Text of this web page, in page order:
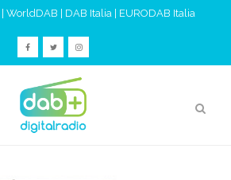
WorldDAB DAB Italia EURODAB Italia